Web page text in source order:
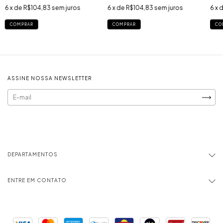
6x de R$104,83 sem juros
COMPRAR
6x de R$104,83 sem juros
COMPRAR
6 x
ASSINE NOSSA NEWSLETTER
DEPARTAMENTOS
ENTRE EM CONTATO